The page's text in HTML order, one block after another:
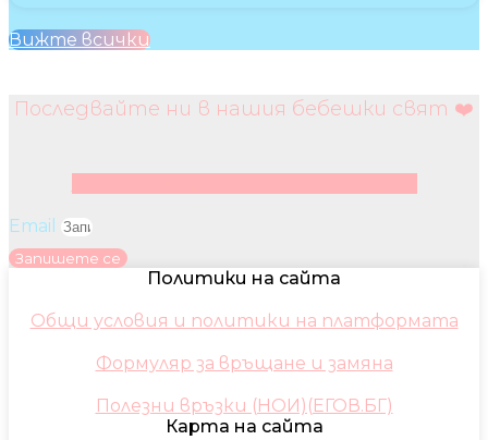
Вижте всички
Последвайте ни в нашия бебешки свят ❤️
Email
Запишете се
Политики на сайта
Общи условия и политики на платформата
Формуляр за връщане и замяна
Полезни връзки (НОИ)(ЕГОВ.БГ)
Карта на сайта